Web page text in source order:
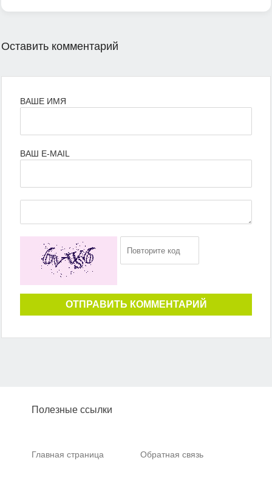
Оставить комментарий
ВАШЕ ИМЯ
ВАШ E-MAIL
ОТПРАВИТЬ КОММЕНТАРИЙ
Полезные ссылки
Главная страница Обратная связь